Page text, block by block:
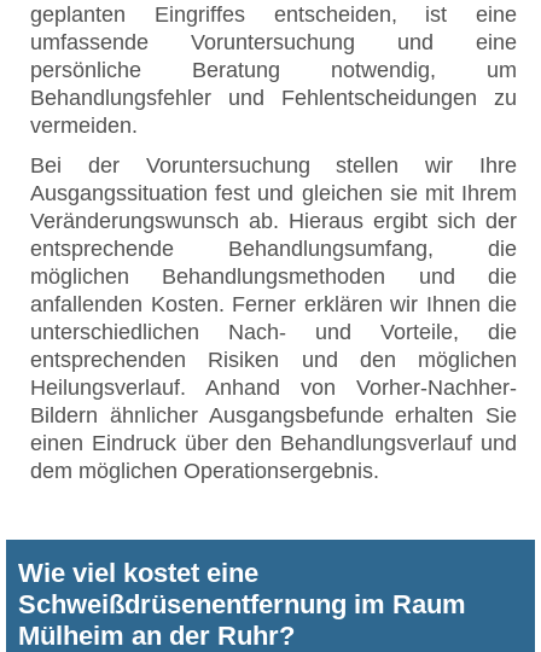
geplanten Eingriffes entscheiden, ist eine
umfassende Voruntersuchung und eine
persönliche Beratung notwendig, um
Behandlungsfehler und Fehlentscheidungen zu
vermeiden.
Bei der Voruntersuchung stellen wir Ihre
Ausgangssituation fest und gleichen sie mit Ihrem
Veränderungswunsch ab. Hieraus ergibt sich der
entsprechende Behandlungsumfang, die
möglichen Behandlungsmethoden und die
anfallenden Kosten. Ferner erklären wir Ihnen die
unterschiedlichen Nach- und Vorteile, die
entsprechenden Risiken und den möglichen
Heilungsverlauf. Anhand von Vorher-Nachher-
Bildern ähnlicher Ausgangsbefunde erhalten Sie
einen Eindruck über den Behandlungsverlauf und
dem möglichen Operationsergebnis.
Wie viel kostet eine
Schweißdrüsenentfernung im Raum
Mülheim an der Ruhr?